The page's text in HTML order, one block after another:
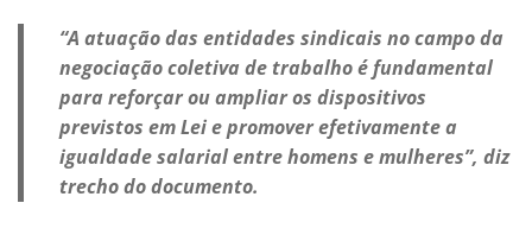
“A atuação das entidades sindicais no campo da
negociação coletiva de trabalho é fundamental
para reforçar ou ampliar os dispositivos
previstos em Lei e promover efetivamente a
igualdade salarial entre homens e mulheres”, diz
trecho do documento.